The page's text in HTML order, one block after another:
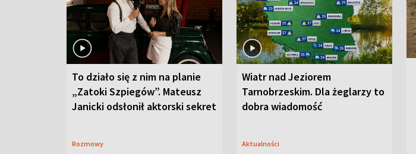
To działo się z nim na planie
„Zatoki Szpiegów”. Mateusz
Janicki odsłonił aktorski sekret
Rozmowy
Wiatr nad Jeziorem
Tarnobrzeskim. Dla żeglarzy to
dobra wiadomość
Aktualności